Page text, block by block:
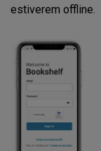
estiverem offline.